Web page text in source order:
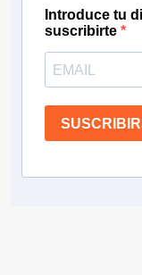
Introduce tu
suscribirte